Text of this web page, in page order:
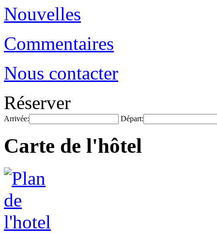
Nouvelles
Commentaires
Nous contacter
Réserver
Arrivée: Départ:
Carte de l'hôtel